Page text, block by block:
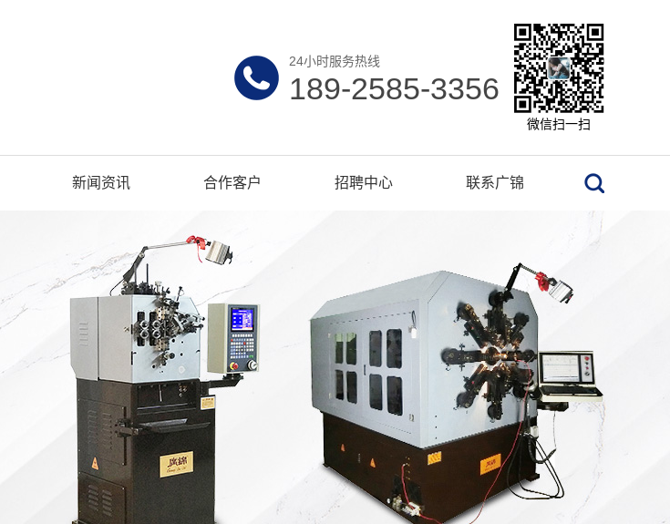
24小时服务热线
189-2585-3356
微信扫一扫
新闻资讯 合作客户 招聘中心 联系广锦